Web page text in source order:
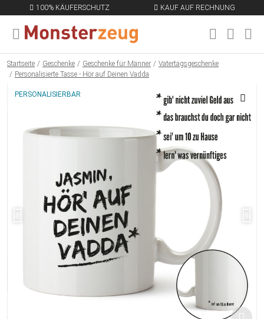
100% KÄUFERSCHUTZ KAUF AUF RECHNUNG
MENÜ SCHLIESSEN
Startseite Geschenke Geschenke für Männer
Vatertagsgeschenke
Personalisierte Tasse - Hör auf Deinen Vadda
PERSONALISIERBAR